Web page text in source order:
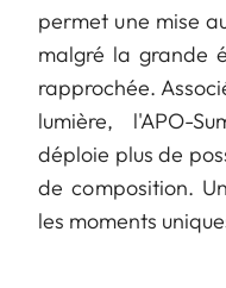
permet une mise
malgré la grande
rapprochée.
lumière, l'APO-
déploie plus de
de composition.
les moments